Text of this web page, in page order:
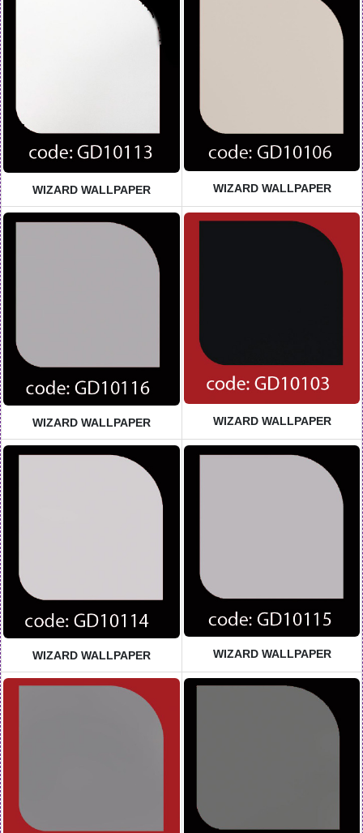
WIZARD WALLPAPER
WIZARD WALLPAPER
WIZARD WALLPAPER
WIZARD WALLPAPER
WIZARD WALLPAPER
WIZARD WALLPAPER